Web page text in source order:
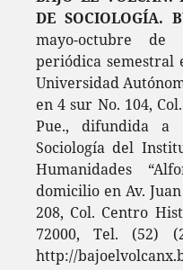
DE SOCIOLOGÍA.
mayo-octubre
periódica semestral
Universidad
en 4 sur No. 104,
Pue., difundida a
Sociología del
Humanidades
domicilio en Av.
208, Col. Centro
72000, Tel. (52)
http://